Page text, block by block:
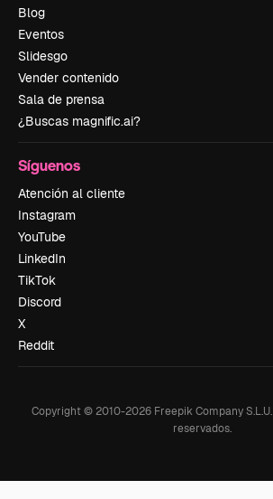
Blog
Eventos
Slidesgo
Vender contenido
Sala de prensa
¿Buscas magnific.ai?
Síguenos
Atención al cliente
Instagram
YouTube
LinkedIn
TikTok
Discord
X
Reddit
Copyright © 2010-2026 Freepik Company S.L.U.
reservados.